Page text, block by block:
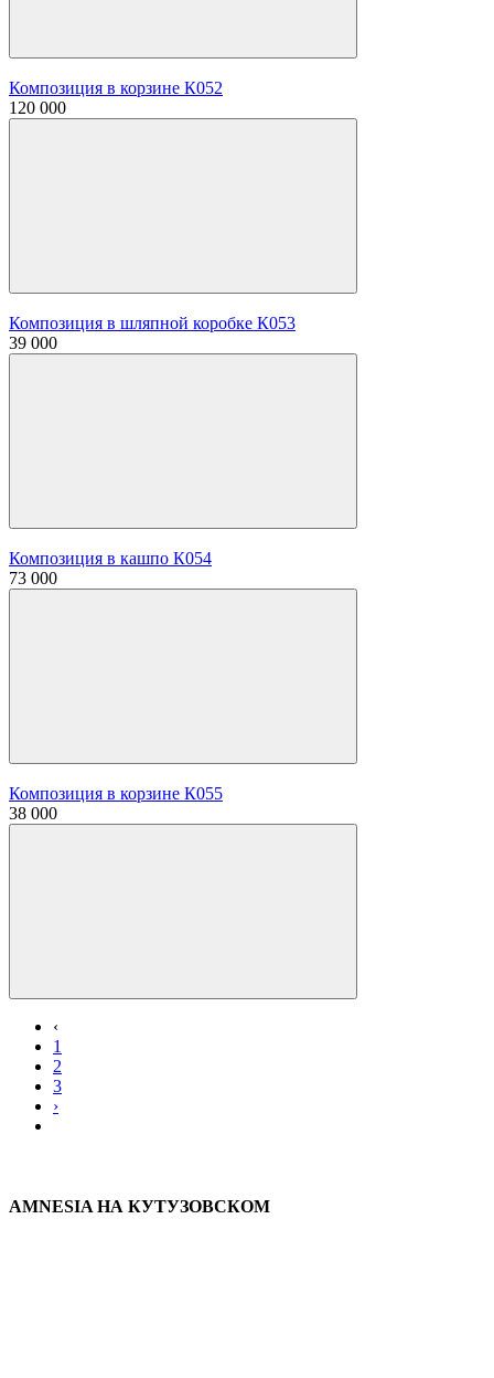
Композиция в корзине К052
120 000
Композиция в шляпной коробке К053
39 000
Композиция в кашпо К054
73 000
Композиция в корзине К055
38 000
‹
1
2
3
›
AMNESIA НА КУТУЗОВСКОМ